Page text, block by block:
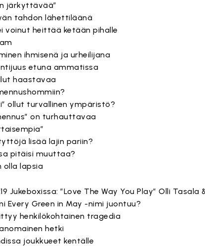
järkyttävää”
tahdon lähettiläänä
voinut heittää ketään pihalle
ihmisenä ja urheilijana
etuna ammatissa
haastavaa
ollut turvallinen ympäristö?
on turhauttavaa
lisää lajin pariin?
pitäisi muuttaa?
olla lapsia
Jukeboxissa: ”Love The Way You Play” Olli Tasala
Every Green in May -nimi juontuu?
henkilökohtainen tragedia
hetki
joukkueet kentälle